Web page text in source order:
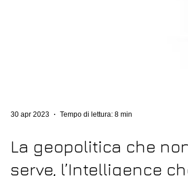
30 apr 2023 Tempo di lettura: 8 min